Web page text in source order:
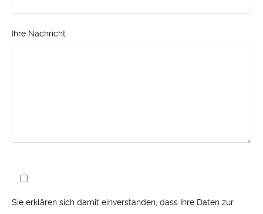
Ihre Nachricht
Sie erklären sich damit einverstanden, dass Ihre Daten zur